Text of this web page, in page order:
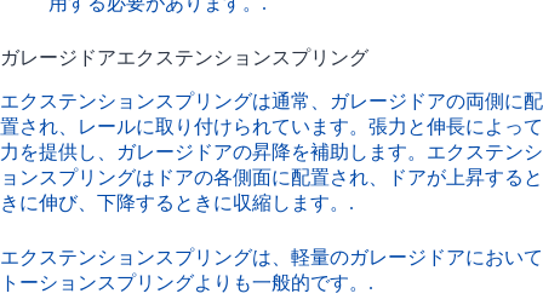
ガレージドアエクステンションスプリング
エクステンションスプリングは通常、ガレージドアの両側に配
置され、レールに取り付けられています。張力と伸長によって
力を提供し、ガレージドアの昇降を補助します。エクステンシ
ョンスプリングはドアの各側面に配置され、ドアが上昇すると
きに伸び、下降するときに収縮します。.
エクステンションスプリングは、軽量のガレージドアにおいて
トーションスプリングよりも一般的です。.